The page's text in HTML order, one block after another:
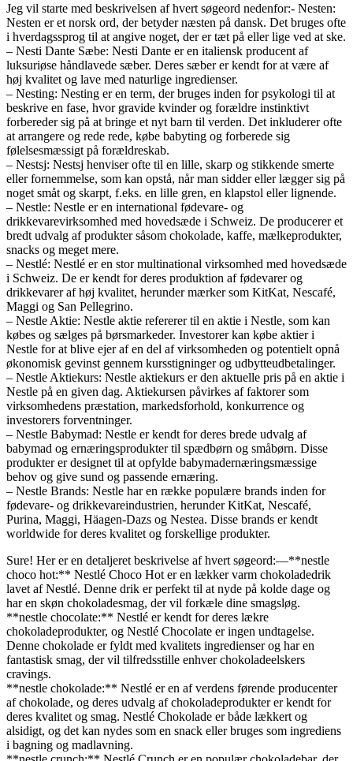
Jeg vil starte med beskrivelsen af hvert søgeord nedenfor:- Nesten:
Nesten er et norsk ord, der betyder næsten på dansk. Det bruges ofte
i hverdagssprog til at angive noget, der er tæt på eller lige ved at ske.
– Nesti Dante Sæbe: Nesti Dante er en italiensk producent af
luksuriøse håndlavede sæber. Deres sæber er kendt for at være af
høj kvalitet og lave med naturlige ingredienser.
– Nesting: Nesting er en term, der bruges inden for psykologi til at
beskrive en fase, hvor gravide kvinder og forældre instinktivt
forbereder sig på at bringe et nyt barn til verden. Det inkluderer ofte
at arrangere og rede rede, købe babyting og forberede sig
følelsesmæssigt på forældreskab.
– Nestsj: Nestsj henviser ofte til en lille, skarp og stikkende smerte
eller fornemmelse, som kan opstå, når man sidder eller lægger sig på
noget småt og skarpt, f.eks. en lille gren, en klapstol eller lignende.
– Nestle: Nestle er en international fødevare- og
drikkevarevirksomhed med hovedsæde i Schweiz. De producerer et
bredt udvalg af produkter såsom chokolade, kaffe, mælkeprodukter,
snacks og meget mere.
– Nestlé: Nestlé er en stor multinational virksomhed med hovedsæde
i Schweiz. De er kendt for deres produktion af fødevarer og
drikkevarer af høj kvalitet, herunder mærker som KitKat, Nescafé,
Maggi og San Pellegrino.
– Nestle Aktie: Nestle aktie refererer til en aktie i Nestle, som kan
købes og sælges på børsmarkeder. Investorer kan købe aktier i
Nestle for at blive ejer af en del af virksomheden og potentielt opnå
økonomisk gevinst gennem kursstigninger og udbytteudbetalinger.
– Nestle Aktiekurs: Nestle aktiekurs er den aktuelle pris på en aktie i
Nestle på en given dag. Aktiekursen påvirkes af faktorer som
virksomhedens præstation, markedsforhold, konkurrence og
investorers forventninger.
– Nestle Babymad: Nestle er kendt for deres brede udvalg af
babymad og ernæringsprodukter til spædbørn og småbørn. Disse
produkter er designet til at opfylde babymadernæringsmæssige
behov og give sund og passende ernæring.
– Nestle Brands: Nestle har en række populære brands inden for
fødevare- og drikkevareindustrien, herunder KitKat, Nescafé,
Purina, Maggi, Häagen-Dazs og Nestea. Disse brands er kendt
worldwide for deres kvalitet og forskellige produkter.
Sure! Her er en detaljeret beskrivelse af hvert søgeord:—**nestle
choco hot:** Nestlé Choco Hot er en lækker varm chokoladedrik
lavet af Nestlé. Denne drik er perfekt til at nyde på kolde dage og
har en skøn chokoladesmag, der vil forkæle dine smagsløg.
**nestle chocolate:** Nestlé er kendt for deres lækre
chokoladeprodukter, og Nestlé Chocolate er ingen undtagelse.
Denne chokolade er fyldt med kvalitets ingredienser og har en
fantastisk smag, der vil tilfredsstille enhver chokoladeelskers
cravings.
**nestle chokolade:** Nestlé er en af verdens førende producenter
af chokolade, og deres udvalg af chokoladeprodukter er kendt for
deres kvalitet og smag. Nestlé Chokolade er både lækkert og
alsidigt, og det kan nydes som en snack eller bruges som ingrediens
i bagning og madlavning.